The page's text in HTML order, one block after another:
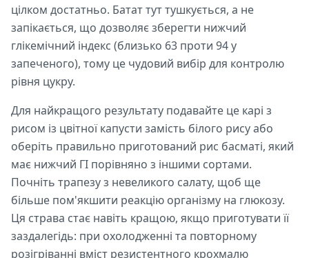
цілком достатньо. Батат тут тушкується, а не
запікається, що дозволяє зберегти нижчий
глікемічний індекс (близько 63 проти 94 у
запеченого), тому це чудовий вибір для контролю
рівня цукру.
Для найкращого результату подавайте це карі з
рисом із цвітної капусти замість білого рису або
оберіть правильно приготований рис басматі, який
має нижчий ГІ порівняно з іншими сортами.
Почніть трапезу з невеликого салату, щоб ще
більше пом'якшити реакцію організму на глюкозу.
Ця страва стає навіть кращою, якщо приготувати її
заздалегідь: при охолодженні та повторному
розігріванні вміст резистентного крохмалю